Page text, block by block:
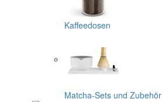
Kaffeedosen
Matcha-Sets und Zubehör